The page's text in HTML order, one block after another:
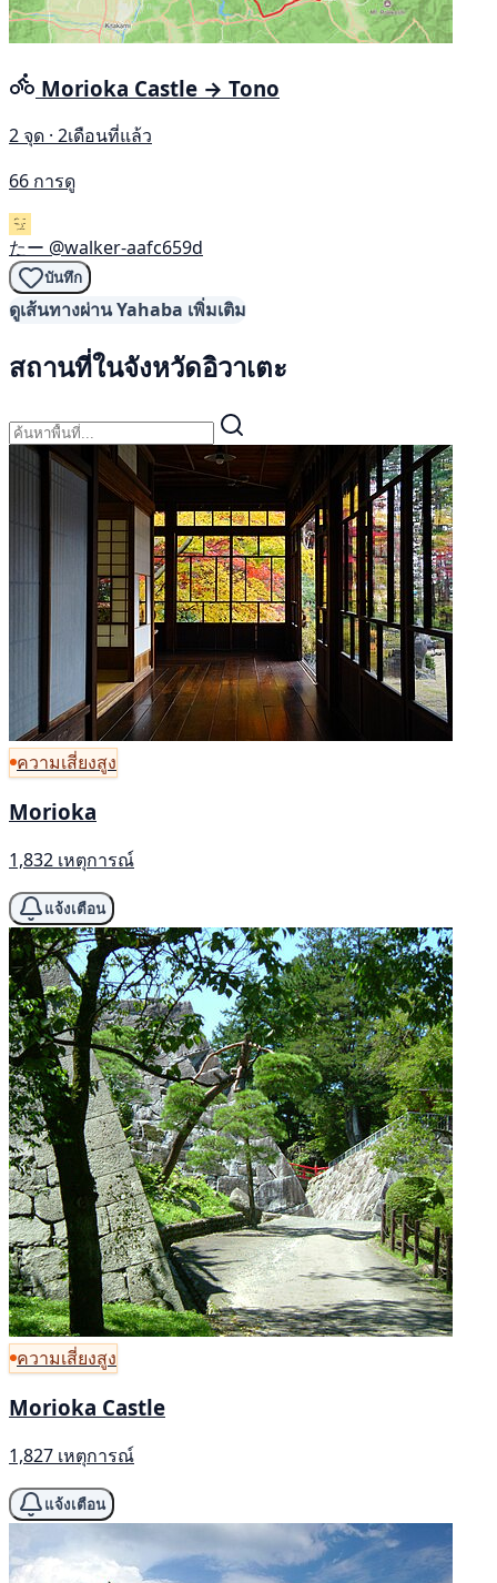
Morioka Castle → Tono
2 จุด · 2เดือนที่แล้ว
66 การดู
たー @walker-aafc659d
บันทึก
ดูเส้นทางผ่าน Yahaba เพิ่มเติม
สถานที่ในจังหวัดอิวาเตะ
ความเสี่ยงสูง
Morioka
1,832 เหตุการณ์
แจ้งเตือน
ความเสี่ยงสูง
Morioka Castle
1,827 เหตุการณ์
แจ้งเตือน